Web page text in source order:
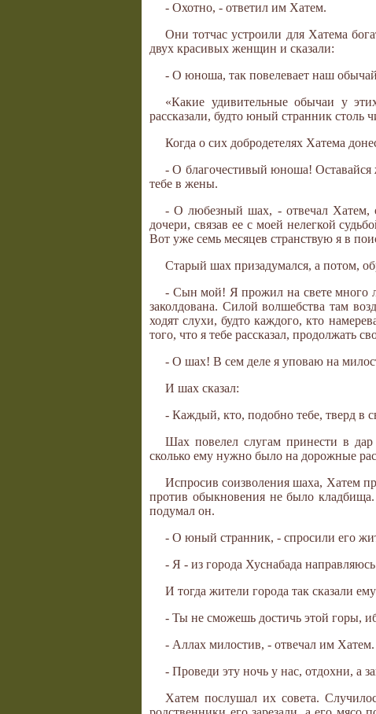
- Охотно, - ответил им Хатем.
Они тотчас устроили для Хатема
двух красивых женщин и сказали:
- О юноша, так повелевает наш
«Какие удивительные обычаи у
рассказали, будто юный странник столь
Когда о сих добродетелях Хатема
- О благочестивый юноша! Оставайся
тебе в жены.
- О любезный шах, - отвечал Хатем,
дочери, связав ее с моей нелегкой
Вот уже семь месяцев странствую я в
Старый шах призадумался, а потом,
- Сын мой! Я прожил на свете много
заколдована. Силой волшебства там
ходят слухи, будто каждого, кто
того, что я тебе рассказал, продолжать
- О шах! В сем деле я уповаю на
И шах сказал:
- Каждый, кто, подобно тебе, тверд в
Шах повелел слугам принести в дар
сколько ему нужно было на дорожные
Испросив соизволения шаха, Хатем
против обыкновения не было
подумал он.
- О юный странник, - спросили его
- Я - из города Хуснабада
И тогда жители города так сказали
- Ты не сможешь достичь этой горы,
- Аллах милостив, - отвечал им
- Проведи эту ночь у нас, отдохни, а
Хатем послушал их совета.